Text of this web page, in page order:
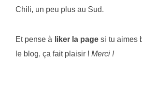
Chili, un peu plus au Sud.
Et pense à liker la page si tu aimes
le blog, ça fait plaisir ! Merci !